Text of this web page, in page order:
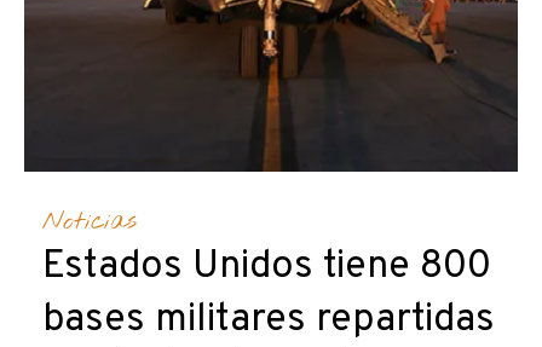
Noticias
Estados Unidos tiene 800
bases militares repartidas